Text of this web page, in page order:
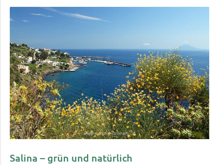
Salina – grün und natürlich